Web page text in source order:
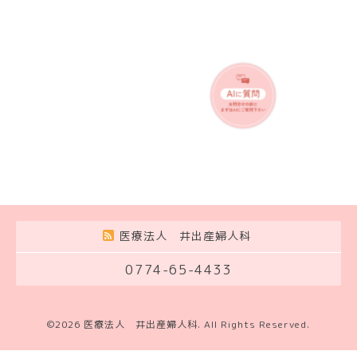
医療法人 井出産婦人科
0774-65-4433
©2026 医療法人 井出産婦人科. All Rights Reserved.